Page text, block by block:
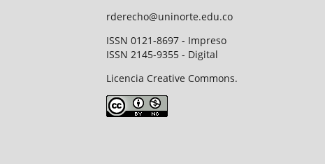
rderecho@uninorte.edu.co
ISSN 0121-8697 - Impreso
ISSN 2145-9355 - Digital
Licencia Creative Commons.